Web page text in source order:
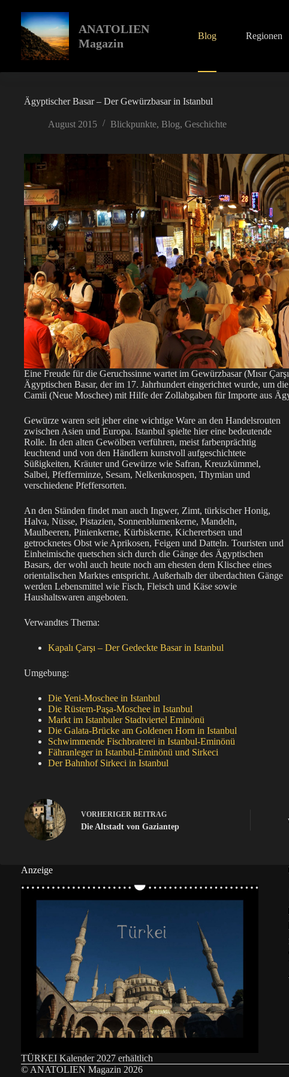
springen
ANATOLIEN
Magazin
Blog Regionen
Ägyptischer Basar – Der Gewürzbasar in Istanbul
August 2015 Blickpunkte, Blog, Geschichte
Eine Freude für die Geruchssinne wartet im Gewürzbasar (Mısır
Ägyptischen Basar, der im 17. Jahrhundert eingerichtet wurde, um
Camii (Neue Moschee) mit Hilfe der Zollabgaben für Importe aus
Gewürze waren seit jeher eine wichtige Ware an den Handelsrouten
zwischen Asien und Europa. Istanbul spielte hier eine bedeutende
Rolle. In den alten Gewölben verführen, meist farbenprächtig
leuchtend und von den Händlern kunstvoll aufgeschichtete
Süßigkeiten, Kräuter und Gewürze wie Safran, Kreuzkümmel,
Salbei, Pfefferminze, Sesam, Nelkenknospen, Thymian und
verschiedene Pfeffersorten.
An den Ständen findet man auch Ingwer, Zimt, türkischer Honig,
Halva, Nüsse, Pistazien, Sonnenblumenkerne, Mandeln,
Maulbeeren, Pinienkerne, Kürbiskerne, Kichererbsen und
getrocknetes Obst wie Aprikosen, Feigen und Datteln. Touristen und
Einheimische quetschen sich durch die Gänge des Ägyptischen
Basars, der wohl auch heute noch am ehesten dem Klischee eines
orientalischen Marktes entspricht. Außerhalb der überdachten Gänge
werden Lebensmittel wie Fisch, Fleisch und Käse sowie
Haushaltswaren angeboten.
Verwandtes Thema:
Kapalı Çarşı – Der Gedeckte Basar in Istanbul
Umgebung:
Die Yeni-Moschee in Istanbul
Die Rüstem-Paşa-Moschee in Istanbul
Markt im Istanbuler Stadtviertel Eminönü
Die Galata-Brücke am Goldenen Horn in Istanbul
Schwimmende Fischbraterei in Istanbul-Eminönü
Fähranleger in Istanbul-Eminönü und Sirkeci
Der Bahnhof Sirkeci in Istanbul
VORHERIGER BEITRAG
Die Altstadt von Gaziantep
Anzeige
TÜRKEI Kalender 2027 erhältlich
© ANATOLIEN Magazin 2026